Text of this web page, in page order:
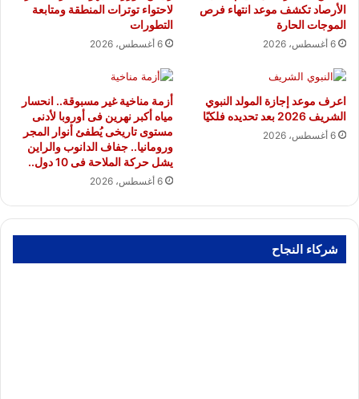
الأرصاد تكشف موعد انتهاء فرص
الموجات الحارة
6 أغسطس، 2026
لاحتواء توترات المنطقة ومتابعة
التطورات
6 أغسطس، 2026
اعرف موعد إجازة المولد النبوي
الشريف 2026 بعد تحديده فلكيًا
6 أغسطس، 2026
أزمة مناخية غير مسبوقة.. انحسار
مياه أكبر نهرين فى أوروبا لأدنى
مستوى تاريخى يُطفئ أنوار المجر
ورومانيا.. جفاف الدانوب والراين
يشل حركة الملاحة فى 10 دول..
6 أغسطس، 2026
شركاء النجاح